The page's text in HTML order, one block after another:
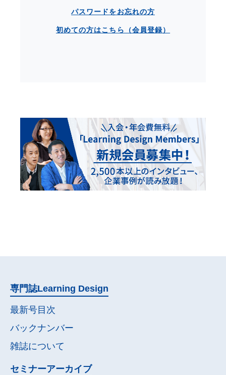
パスワードをお忘れの方
初めての方はこちら（会員登録）
専門誌Learning Design
最新号目次
バックナンバー
雑誌について
セミナーアーカイブ